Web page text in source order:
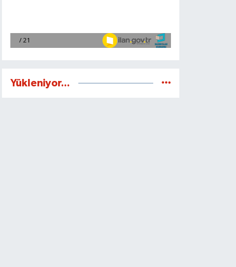
Yükleniyor...